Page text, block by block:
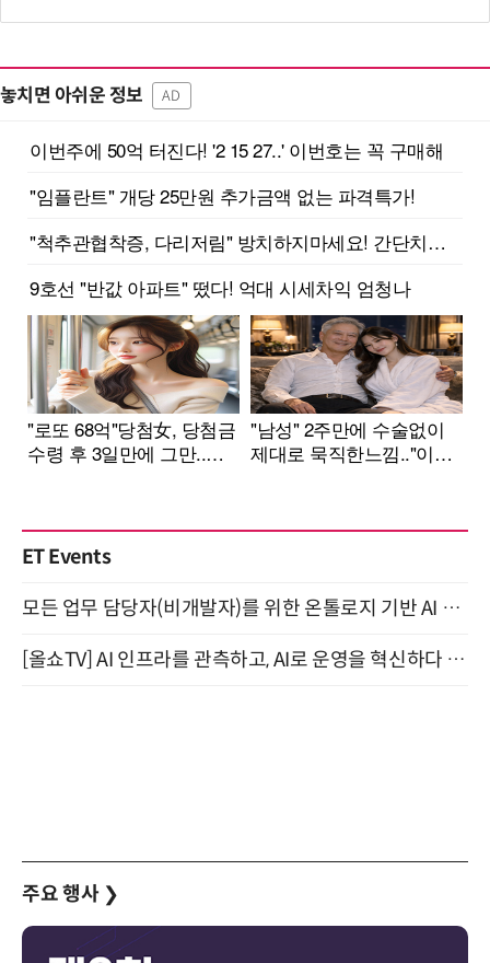
놓치면 아쉬운 정보 AD
ET Events
모든 업무 담당자(비개발자)를 위한 온톨로지 기반 AI 지식체계 설계 1-day 워크숍 8월 20일 개최
[올쇼TV] AI 인프라를 관측하고, AI로 운영을 혁신하다 (8월 11일 생방송)
주요 행사 ❯